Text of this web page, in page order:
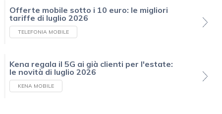
Offerte mobile sotto i 10 euro: le migliori
tariffe di luglio 2026
TELEFONIA MOBILE
Kena regala il 5G ai già clienti per l'estate:
le novità di luglio 2026
KENA MOBILE